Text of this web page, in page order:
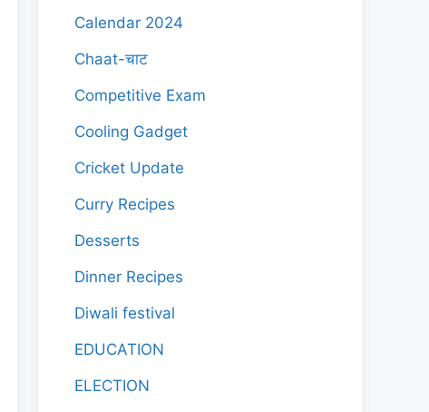
Calendar 2024
Chaat-चाट
Competitive Exam
Cooling Gadget
Cricket Update
Curry Recipes
Desserts
Dinner Recipes
Diwali festival
EDUCATION
ELECTION